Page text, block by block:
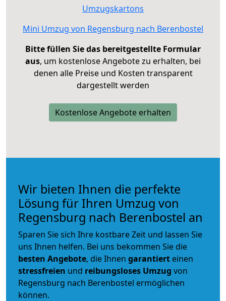
Umzugskartons
Mini Umzug von Regensburg nach Berenbostel
Bitte füllen Sie das bereitgestellte Formular
aus, um kostenlose Angebote zu erhalten, bei
denen alle Preise und Kosten transparent
dargestellt werden
Kostenlose Angebote erhalten
Wir bieten Ihnen die perfekte
Lösung für Ihren Umzug von
Regensburg nach Berenbostel an
Sparen Sie sich Ihre kostbare Zeit und lassen Sie
uns Ihnen helfen. Bei uns bekommen Sie die
besten Angebote, die Ihnen garantiert einen
stressfreien und reibungsloses Umzug von
Regensburg nach Berenbostel ermöglichen
können.